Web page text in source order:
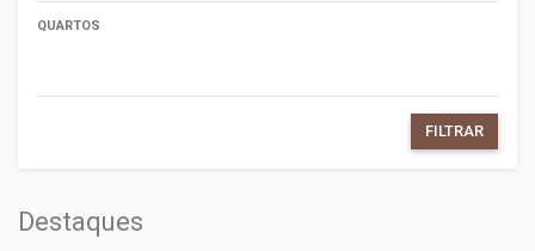
QUARTOS
FILTRAR
Destaques